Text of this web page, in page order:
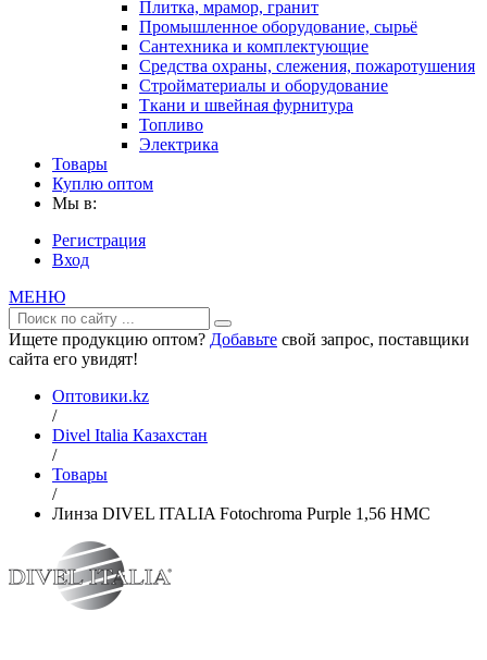
Плитка, мрамор, гранит
Промышленное оборудование, сырьё
Сантехника и комплектующие
Средства охраны, слежения, пожаротушения
Стройматериалы и оборудование
Ткани и швейная фурнитура
Топливо
Электрика
Товары
Куплю оптом
Мы в:
Регистрация
Вход
МЕНЮ
Ищете продукцию оптом? Добавьте свой запрос, поставщики
сайта его увидят!
Оптовики.kz
/
Divel Italia Казахстан
/
Товары
/
Линза DIVEL ITALIA Fotochroma Purple 1,56 HMC